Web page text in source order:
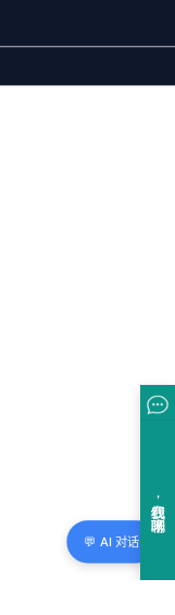
💬 AI 对话